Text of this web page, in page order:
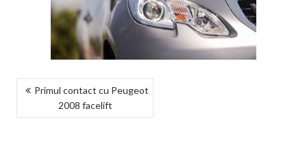
NAVIGARE
Primul contact cu Peugeot
2008 facelift